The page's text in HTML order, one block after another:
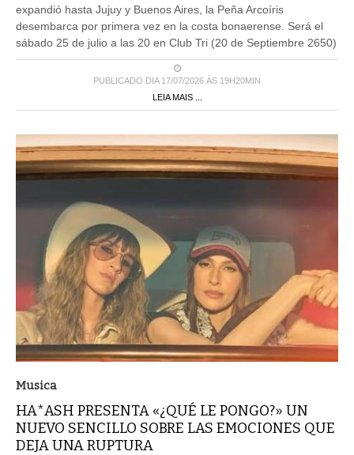
expandió hasta Jujuy y Buenos Aires, la Peña Arcoíris
desembarca por primera vez en la costa bonaerense. Será el
sábado 25 de julio a las 20 en Club Tri (20 de Septiembre 2650)
PUBLICADO DIA 17/07/2026 ÀS 19H20MIN
LEIA MAIS ...
Musica
HA*ASH PRESENTA «¿QUÉ LE PONGO?» UN
NUEVO SENCILLO SOBRE LAS EMOCIONES QUE
DEJA UNA RUPTURA